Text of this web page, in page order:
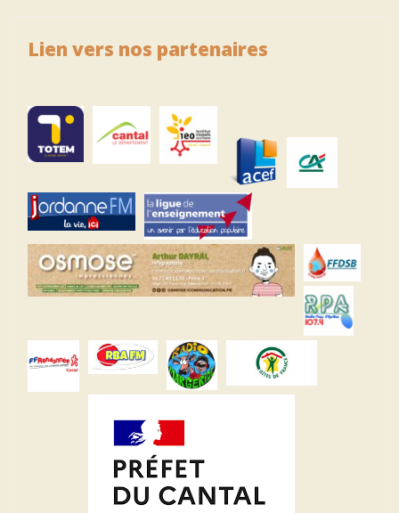
Lien vers nos partenaires